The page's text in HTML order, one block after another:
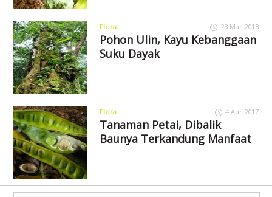
Flora 23 Mar 2018
Pohon Ulin, Kayu Kebanggaan
Suku Dayak
Flora 4 Apr 2017
Tanaman Petai, Dibalik
Baunya Terkandung Manfaat